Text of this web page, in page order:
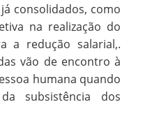
consolidados, como
na realização do
a redução salarial,.
vão de encontro à
humana quando
subsistência dos